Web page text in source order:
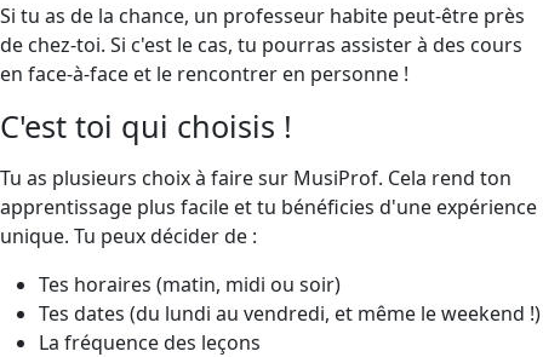
Si tu as de la chance, un professeur habite peut-être près
de chez-toi. Si c'est le cas, tu pourras assister à des cours
en face-à-face et le rencontrer en personne !
C'est toi qui choisis !
Tu as plusieurs choix à faire sur MusiProf. Cela rend ton
apprentissage plus facile et tu bénéficies d'une expérience
unique. Tu peux décider de :
Tes horaires (matin, midi ou soir)
Tes dates (du lundi au vendredi, et même le weekend !)
La fréquence des leçons